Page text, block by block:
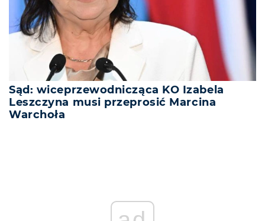
Sąd: wiceprzewodnicząca KO Izabela
Leszczyna musi przeprosić Marcina
Warchoła